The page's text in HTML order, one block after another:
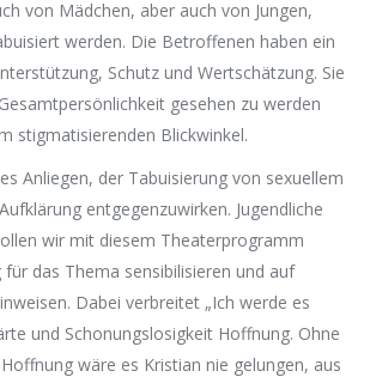
von Mädchen, aber auch von Jungen,
werden. Die Betroffenen haben ein
Schutz und Wertschätzung. Sie
gesehen zu werden
stigmatisierenden Blickwinkel.
Anliegen, der Tabuisierung von sexuellem
entgegenzuwirken. Jugendliche
wir mit diesem Theaterprogramm
für das Thema sensibilisieren und auf
Dabei verbreitet „Ich werde es
und Schonungslosigkeit Hoffnung. Ohne
wäre es Kristian nie gelungen, aus